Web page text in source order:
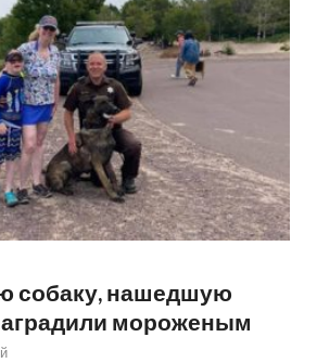
собаку, нашедшую
мороженым